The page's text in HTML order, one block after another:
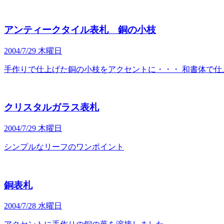
アンティークタイル表札 銅の小枝
2004/7/29 木曜日
手作りで仕上げた銅の小枝をアクセントに・・・ 和書体で仕
クリスタルガラス表札
2004/7/29 木曜日
シンプルなリーフのワンポイント
銅表札
2004/7/28 水曜日